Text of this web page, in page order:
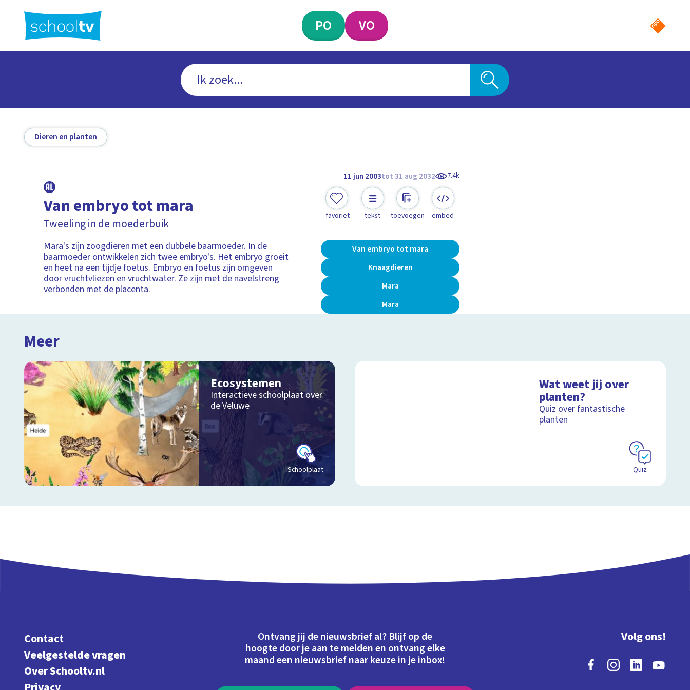
hoofdinhoud
PO VO
Dieren en planten
11 jun 2003tot 31 aug 2032 7.4k
Van embryo tot mara
Tweeling in de moederbuik
Mara's zijn zoogdieren met een dubbele baarmoeder. In de
baarmoeder ontwikkelen zich twee embryo's. Het embryo groeit
en heet na een tijdje foetus. Embryo en foetus zijn omgeven
door vruchtvliezen en vruchtwater. Ze zijn met de navelstreng
verbonden met de placenta.
favoriet tekst toevoegen embed
Van embryo tot mara
Knaagdieren
Mara
Mara
Meer
Ecosystemen
Interactieve schoolplaat over
de Veluwe
Schoolplaat
Wat weet jij over
planten?
Quiz over fantastische
planten
Quiz
Contact
Veelgestelde vragen
Over Schooltv.nl
Ontvang jij de nieuwsbrief al? Blijf op de
hoogte door je aan te melden en ontvang elke
maand een nieuwsbrief naar keuze in je inbox!
Volg ons!